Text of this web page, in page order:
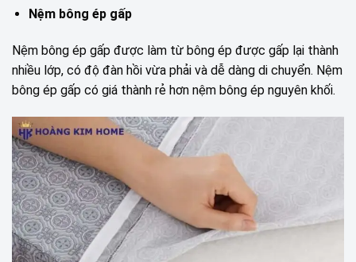
Nệm bông ép gấp
Nệm bông ép gấp được làm từ bông ép được gấp lại thành
nhiều lớp, có độ đàn hồi vừa phải và dễ dàng di chuyển. Nệm
bông ép gấp có giá thành rẻ hơn nệm bông ép nguyên khối.